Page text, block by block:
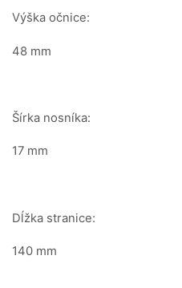
Výška očnice:
48 mm
Šírka nosníka:
17 mm
Dĺžka stranice:
140 mm